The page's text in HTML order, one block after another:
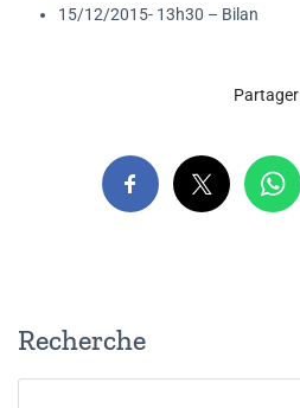
15/12/2015- 13h30 – Bilan
Partager
Recherche